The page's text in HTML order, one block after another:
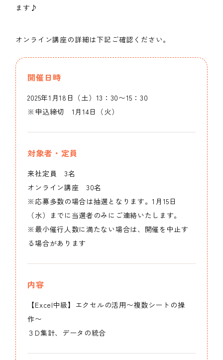
ます♪
オンライン講座の詳細は下記ご確認ください。
開催日時
2025年1月18日（土）13：30〜15：30
※申込締切 1月14日（火）
対象者・定員
来社定員 3名
オンライン講座 30名
※応募多数の場合は抽選となります。1月15日
（水）までに当選者のみにご連絡いたします。
※最小催行人数に満たない場合は、開催を中止す
る場合があります
内容
【Excel中級】エクセルの活用〜複数シートの操
作〜
３D集計、データの統合